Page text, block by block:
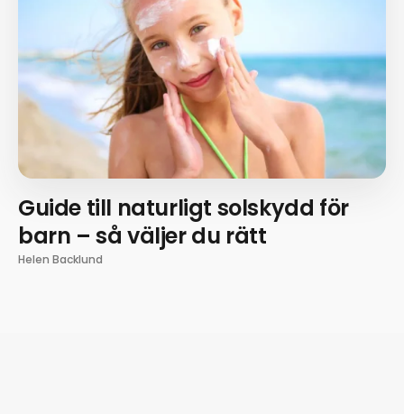
Guide till naturligt solskydd för
barn – så väljer du rätt
Helen Backlund